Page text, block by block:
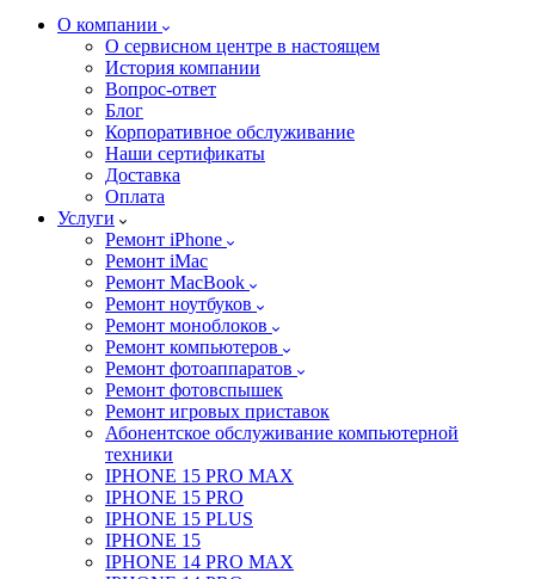
О компании
О сервисном центре в настоящем
История компании
Вопрос-ответ
Блог
Корпоративное обслуживание
Наши сертификаты
Доставка
Оплата
Услуги
Ремонт iPhone
Ремонт iMac
Ремонт MacBook
Ремонт ноутбуков
Ремонт моноблоков
Ремонт компьютеров
Ремонт фотоаппаратов
Ремонт фотовспышек
Ремонт игровых приставок
Абонентское обслуживание компьютерной
техники
IPHONE 15 PRO MAX
IPHONE 15 PRO
IPHONE 15 PLUS
IPHONE 15
IPHONE 14 PRO MAX